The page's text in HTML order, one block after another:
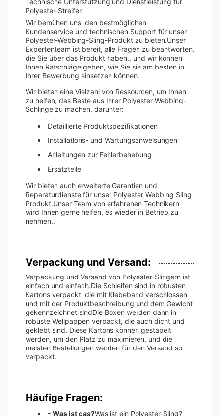
Technische Unterstützung und Dienstleistung für
Polyester-Streifen
Wir bemühen uns, den bestmöglichen
Kundenservice und technischen Support für unser
Polyester-Webbing-Sling-Produkt zu bieten.Unser
Expertenteam ist bereit, alle Fragen zu beantworten,
die Sie über das Produkt haben., und wir können
Ihnen Ratschläge geben, wie Sie sie am besten in
Ihrer Bewerbung einsetzen können.
Wir bieten eine Vielzahl von Ressourcen, um Ihnen
zu helfen, das Beste aus Ihrer Polyester-Webbing-
Schlinge zu machen, darunter:
Detaillierte Produktspezifikationen
Installations- und Wartungsanweisungen
Anleitungen zur Fehlerbehebung
Ersatzteile
Wir bieten auch erweiterte Garantien und
Reparaturdienste für unser Polyester Webbing Sling
Produkt.Unser Team von erfahrenen Technikern
wird Ihnen gerne helfen, es wieder in Betrieb zu
nehmen..
Verpackung und Versand:
Verpackung und Versand von Polyester-Slingern ist
einfach und einfach.Die Schleifen sind in robusten
Kartons verpackt, die mit Klebeband verschlossen
und mit der Produktbeschreibung und dem Gewicht
gekennzeichnet sindDie Boxen werden dann in
robuste Wellpappen verpackt, die auch dicht und
geklebt sind. Diese Kartons können gestapelt
werden, um den Platz zu maximieren, und die
meisten Bestellungen werden für den Versand so
verpackt.
Häufige Fragen:
- Was ist das?Was ist ein Polyester-Sling?